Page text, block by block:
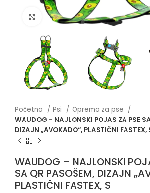
Click to enlarge
Početna Psi
Oprema za pse
WAUDOG – NAJLONSKI POJAS ZA PSE
DIZAJN „AVOKADO“, PLASTIČNI FASTEX,
WAUDOG – NAJLONSKI
SA QR PASOŠEM, DIZAJN
PLASTIČNI FASTEX, S